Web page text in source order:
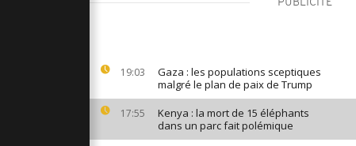
PUBLICITÉ
19:03
Gaza : les populations sceptiques
malgré le plan de paix de Trump
17:55
Kenya : la mort de 15 éléphants
dans un parc fait polémique